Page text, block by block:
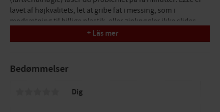
lavet af højkvalitets, let at gribe fat i messing, som i
modsætning til billige plastik- eller zinknøgler ikke slides
eller knækker i ventilen. Den passer til standard luftventiler
på svenske radiatorer og giver dig det nødvendige moment
Fordele ved at udlufte din radiator
Jævn varmen ud: Få den fulde effekt ud af dit
+ Läs mer
Bedømmelser
Dig